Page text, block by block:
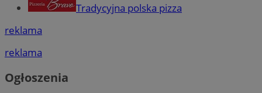
Tradycyjna polska pizza
reklama
reklama
Ogłoszenia